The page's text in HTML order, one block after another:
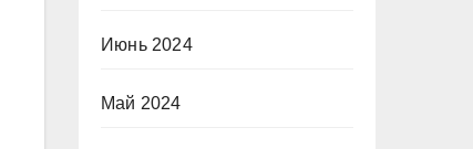
Июнь 2024
Май 2024